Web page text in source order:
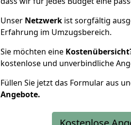
Unser Netzwerk ist sorgfältig
Erfahrung im Umzugsbereich.
Sie möchten eine
kostenlose und unverbindliche
Füllen Sie jetzt das Formular aus
Angebote.